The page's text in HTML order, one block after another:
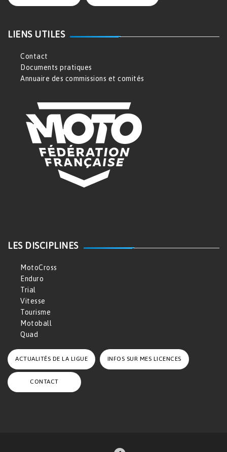
LIENS UTILES
Contact
Documents pratiques
Annuaire des commissions et comités
LES DISCIPLINES
MotoCross
Enduro
Trial
Vitesse
Tourisme
Motoball
Quad
ACTUALITÉS DE LA LIGUE INFOS SUR MES LICENCES
CONTACT